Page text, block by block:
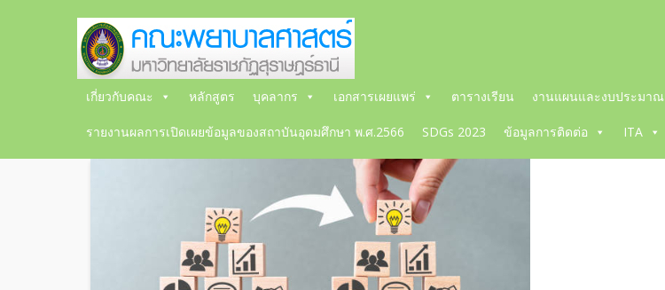
เกี่ยวกับคณะ หลักสูตร บุคลากร เอกสารเผยแพร่ ตารางเรียน งานแผนและงบประมาณ
รายงานผลการเปิดเผยข้อมูลของสถาบันอุดมศึกษา พ.ศ.2566 SDGs 2023 ข้อมูลการติดต่อ ITA